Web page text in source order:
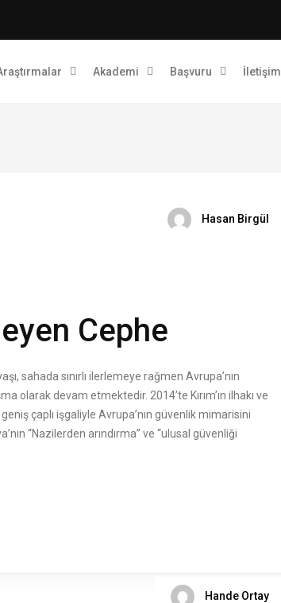
Akademi Başvuru İletişim
Hasan Birgül
Cephe
sahada sınırlı ilerlemeye rağmen Avrupa’nın
olarak devam etmektedir. 2014’te Kırım’ın ilhakı ve
çaplı işgaliyle Avrupa’nın güvenlik mimarisini
“Nazilerden arındırma” ve “ulusal güvenliği
Hande Ortay